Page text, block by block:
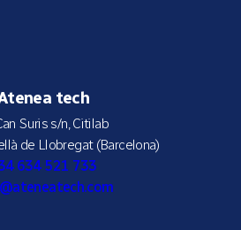
tech
Suris s/n, Citilab
de Llobregat (Barcelona)
634 521 733